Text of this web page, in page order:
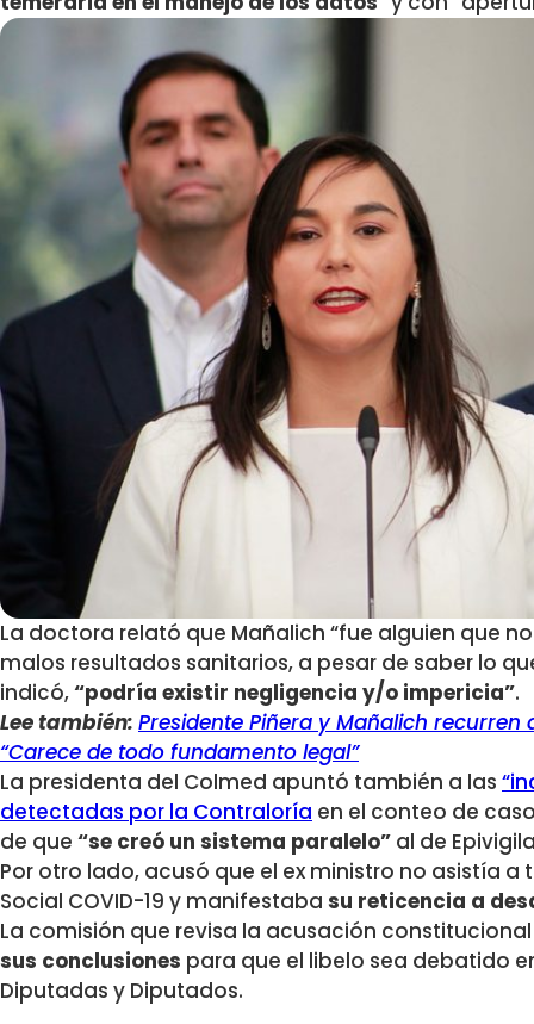
La doctora relató que Mañalich “fue alguien que
malos resultados sanitarios, a pesar de saber lo
indicó,“podría existir negligencia y/o impericia”.
Lee también: Presidente Piñera y Mañalich
“Carece de todo fundamento legal”
La presidenta del Colmed apuntó también a las
detectadas por la Contraloría en el conteo de
de que “se creó un sistema paralelo” al de
Por otro lado, acusó que el ex ministro no asistía a
Social COVID-19 y manifestaba su reticencia a
La comisión que revisa la acusación
sus conclusiones para que el libelo sea debatido
Diputadas y Diputados.